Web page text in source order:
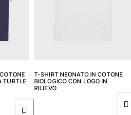
da spiaggia
TURTLE
T-SHIRT NEONATO IN COTONE
BIOLOGICO CON LOGO IN
RILIEVO